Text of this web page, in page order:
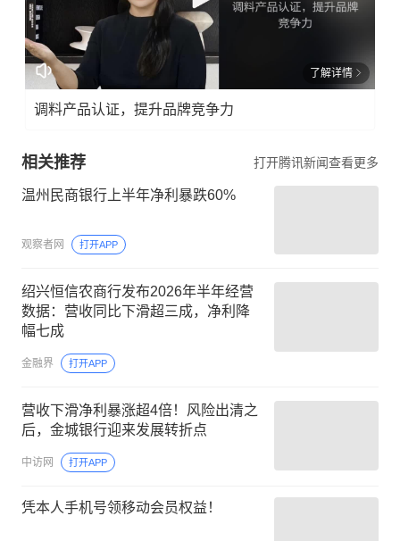
了解详情
调料产品认证，提升品牌竞争力
相关推荐 打开腾讯新闻查看更多
温州民商银行上半年净利暴跌60%
观察者网 打开APP
绍兴恒信农商行发布2026年半年经营
数据：营收同比下滑超三成，净利降
幅七成
金融界 打开APP
营收下滑净利暴涨超4倍！风险出清之
后，金城银行迎来发展转折点
中访网 打开APP
凭本人手机号领移动会员权益！